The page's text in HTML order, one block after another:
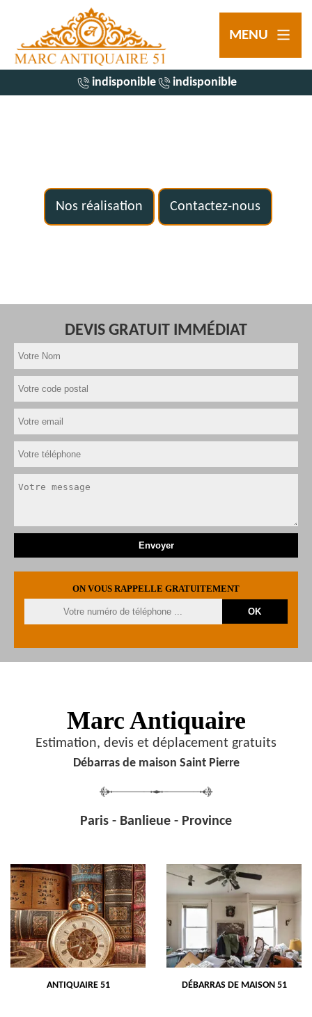
MENU
indisponible indisponible
Nos réalisation Contactez-nous
DEVIS GRATUIT IMMÉDIAT
ON VOUS RAPPELLE GRATUITEMENT
Marc Antiquaire
Estimation, devis et déplacement gratuits
Débarras de maison Saint Pierre
Paris - Banlieue - Province
ANTIQUAIRE 51 DÉBARRAS DE MAISON 51